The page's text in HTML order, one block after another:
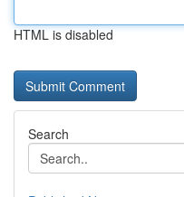
HTML is disabled
Search